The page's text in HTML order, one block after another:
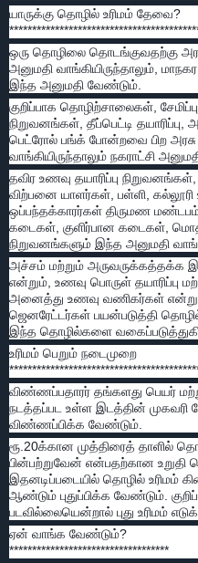
யாருக்கு தொழில் உரிமம் தேவை?
ஒரு தொழிலை தொடங்குவதற்கு
அனுமதி வாங்கியிருந்தாலும்,
இந்த அனுமதி வேண்டும்.
குறிப்பாக தொழிற்சாலைகள்,
நிறுவனங்கள், தீப்பெட்டி
பெட்ரோல் பங்க் போன்றவை பிற
வாங்கியிருந்தாலும் நகராட்சி
தவிர உணவு தயாரிப்பு
விற்பனை யாளர்கள், பள்ளி,
ஒப்பந்தக்காரர்கள் திருமண
கடைகள், குளிர்பான கடைகள்,
நிறுவனங்களும் இந்த அனுமதி
அச்சம் மற்றும் அருவருக்கத்தக்க
என்றும், உணவு பொருள் தயாரிப்பு
அனைத்து உணவு வணிகர்கள்
ஜெனரேட்டர்கள் பயன்படுத்தி
இந்த தொழில்களை
உரிமம் பெறும் நடைமுறை
விண்ணப்பதாரர் தங்களது பெயர்
நடத்தப்பட உள்ள இடத்தின் முகவரி
விண்ணப்பிக்க வேண்டும்.
ரூ.20க்கான முத்திரைத் தாளில்
பின்பற்றுவேன் என்பதற்கான உறுதி
இதனடிப்படையில் தொழில் உரிமம்
ஆண்டும் புதுப்பிக்க வேண்டும்.
படவில்லையென்றால் புது உரிமம்
ஏன் வாங்க வேண்டும்?
***********************************